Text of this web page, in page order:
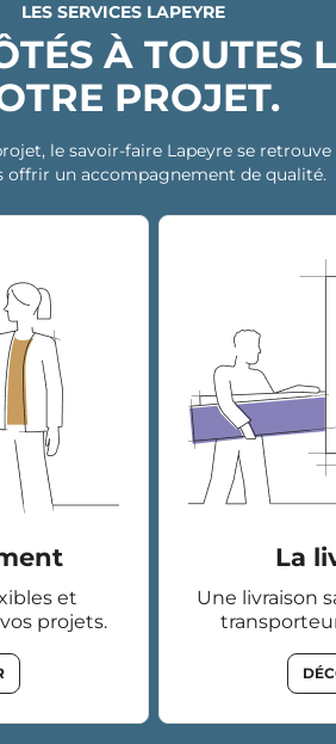
LES SERVICES LAPEYRE
À TOUTES
PROJET.
le savoir-faire Lapeyre se retrouve
offrir un accompagnement de qualité.
et
projets.
La
Une livraison